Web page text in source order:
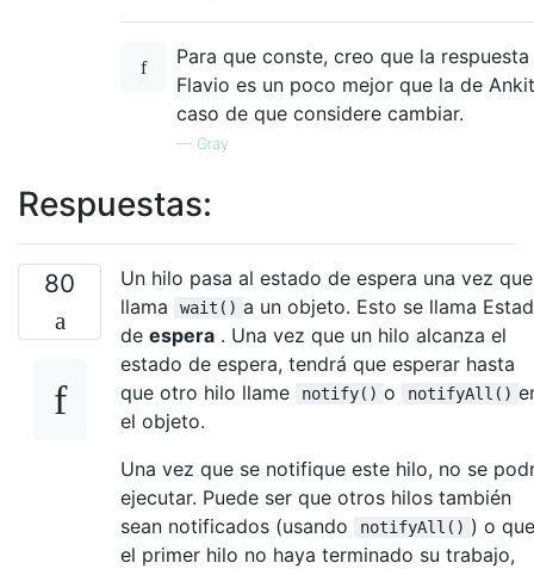
Para que conste, creo que la respuesta
Flavio es un poco mejor que la de
caso de que considere cambiar.
— Gray
Respuestas:
80
Un hilo pasa al estado de espera una vez que
llama
wait() a un objeto. Esto se llama
de espera . Una vez que un hilo alcanza el
estado de espera, tendrá que esperar hasta
que otro hilo llame
notify() o notifyAll()
el objeto.
Una vez que se notifique este hilo, no se
ejecutar. Puede ser que otros hilos también
sean notificados (usando
notifyAll() ) o que
el primer hilo no haya terminado su trabajo,